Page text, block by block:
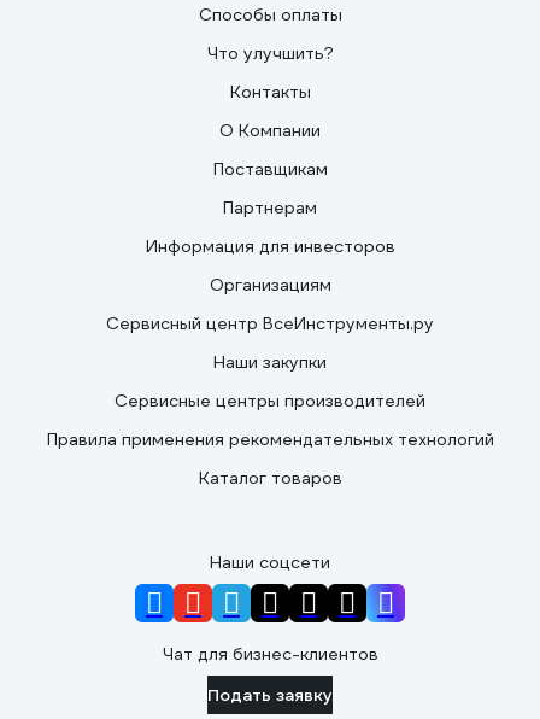
Способы оплаты
Что улучшить?
Контакты
О Компании
Поставщикам
Партнерам
Информация для инвесторов
Организациям
Сервисный центр ВсеИнструменты.ру
Наши закупки
Сервисные центры производителей
Правила применения рекомендательных технологий
Каталог товаров
Наши соцсети
Чат для бизнес-клиентов
Подать заявку